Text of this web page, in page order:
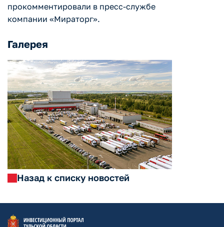
прокомментировали в пресс-службе
компании «Мираторг».
Галерея
Назад к списку новостей